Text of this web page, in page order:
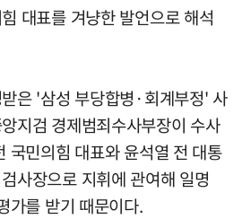
대표를 겨냥한 발언으로 해석
은 '삼성 부당합병·회계부정' 사
지검 경제범죄수사부장이 수사
국민의힘 대표와 윤석열 전 대통
사장으로 지휘에 관여해 일명
가를 받기 때문이다.